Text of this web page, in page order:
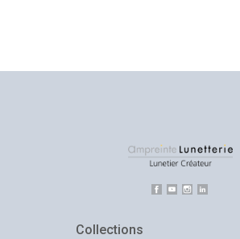
FacebookYouTubeInstagram
Collections